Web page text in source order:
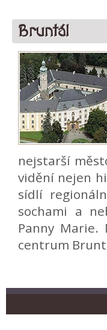
Bruntál
nejstarší
vidění nejen
sídlí
sochami a
Panny Marie.
centrum